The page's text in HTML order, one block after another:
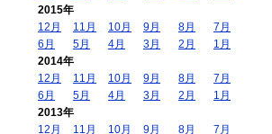
2015年
12月
11月 10月 9月 8月
7月
6月
5月 4月 3月 2月
1月
2014年
12月
11月 10月 9月 8月
7月
6月
5月 4月 3月 2月
1月
2013年
12月
11月 10月 9月 8月 7月